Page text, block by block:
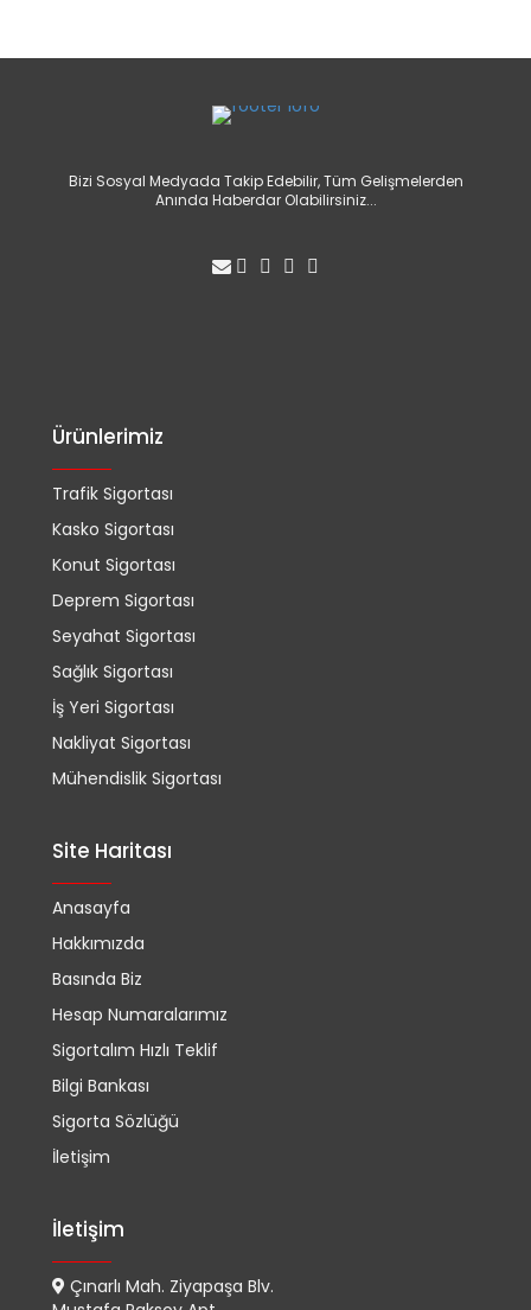
Bizi Sosyal Medyada Takip Edebilir, Tüm Gelişmelerden
Anında Haberdar Olabilirsiniz...
Ürünlerimiz
Trafik Sigortası
Kasko Sigortası
Konut Sigortası
Deprem Sigortası
Seyahat Sigortası
Sağlık Sigortası
İş Yeri Sigortası
Nakliyat Sigortası
Mühendislik Sigortası
Site Haritası
Anasayfa
Hakkımızda
Basında Biz
Hesap Numaralarımız
Sigortalım Hızlı Teklif
Bilgi Bankası
Sigorta Sözlüğü
İletişim
İletişim
Çınarlı Mah. Ziyapaşa Blv.